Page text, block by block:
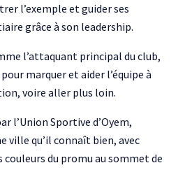
l’exemple et guider ses
grâce à son leadership.
l’attaquant principal du club,
marquer et aider l’équipe à
voire aller plus loin.
l’Union Sportive d’Oyem,
ville qu’il connaît bien, avec
du promu au sommet de